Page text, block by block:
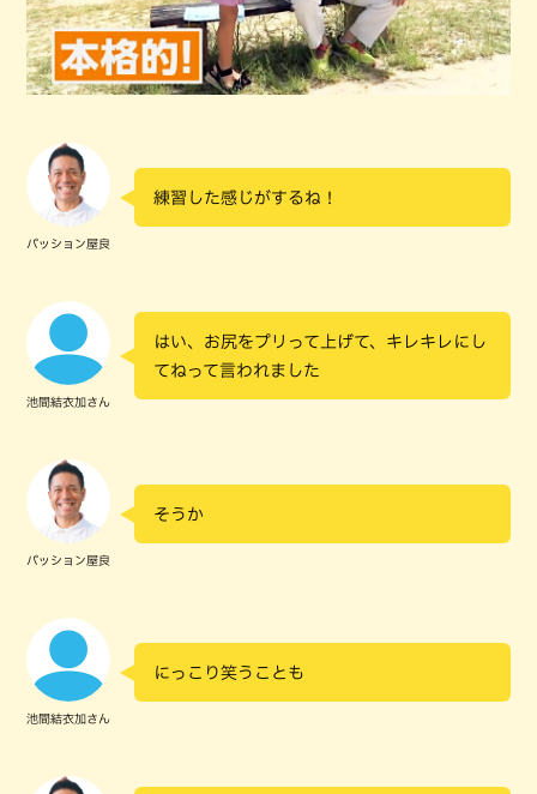
パッション屋良
練習した感じがするね！
池間結衣加さん
はい、お尻をプリって上げて、キレキレにし
てねって言われました
パッション屋良
そうか
池間結衣加さん
にっこり笑うことも